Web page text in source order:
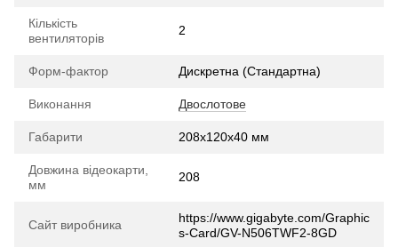
Кількість
вентиляторів
2
Форм-фактор Дискретна (Стандартна)
Виконання Двослотове
Габарити 208x120x40 мм
Довжина відеокарти,
мм
208
Сайт виробника
https://www.gigabyte.com/Graphic
s-Card/GV-N506TWF2-8GD